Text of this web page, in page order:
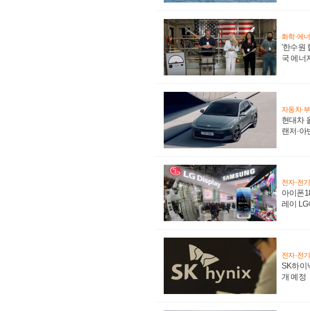
화학·에
'한수원
국 에너
자동차·
현대차
랜저·아
전자·전
아이폰
레이
전자·전
SK하이
개 예정